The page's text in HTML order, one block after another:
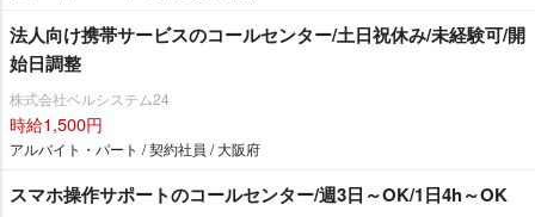
法人向け携帯サービスのコールセンター/土日祝休み/未経験可/開
始日調整
株式会社ベルシステム24
時給1,500円
アルバイト・パート / 契約社員 / 大阪府
スマホ操作サポートのコールセンター/週3日～OK/1日4h～OK